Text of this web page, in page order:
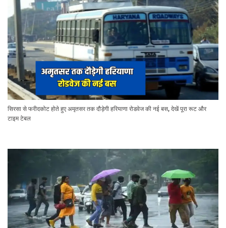
सिरसा से फरीदकोट होते हुए अमृतसर तक दौड़ेगी हरियाणा रोडवेज की नई बस, देखें पूरा रूट और
टाइम टेबल